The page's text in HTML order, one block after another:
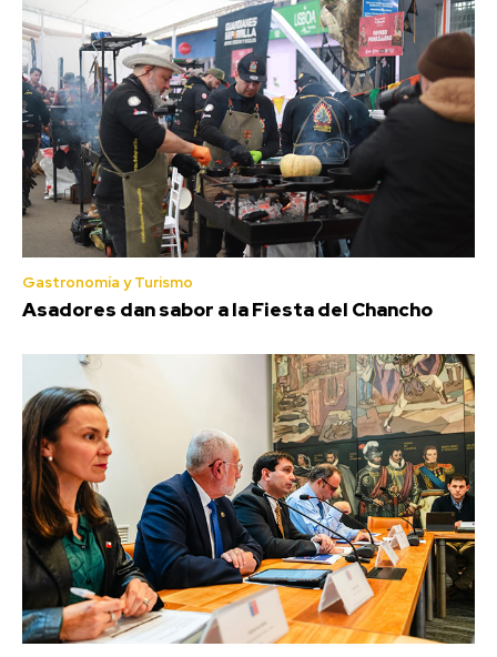
Gastronomía y Turismo
Asadores dan sabor a la Fiesta del Chancho